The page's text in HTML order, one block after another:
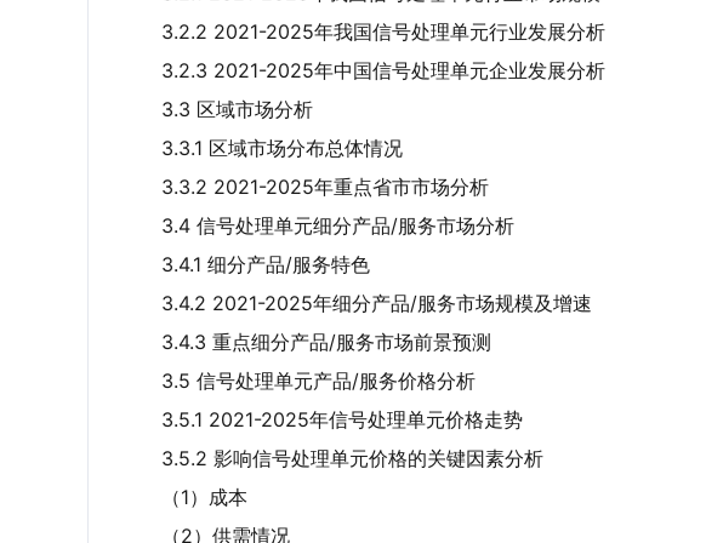
3.2.2 2021-2025年我国信号处理单元行业发展分析
3.2.3 2021-2025年中国信号处理单元企业发展分析
3.3 区域市场分析
3.3.1 区域市场分布总体情况
3.3.2 2021-2025年重点省市市场分析
3.4 信号处理单元细分产品/服务市场分析
3.4.1 细分产品/服务特色
3.4.2 2021-2025年细分产品/服务市场规模及增速
3.4.3 重点细分产品/服务市场前景预测
3.5 信号处理单元产品/服务价格分析
3.5.1 2021-2025年信号处理单元价格走势
3.5.2 影响信号处理单元价格的关键因素分析
（1）成本
（2）供需情况